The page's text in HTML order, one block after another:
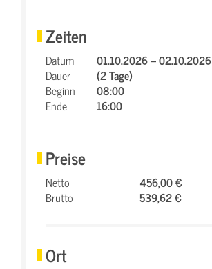
Zeiten
Datum
01.10.2026 – 02.10.2026
Dauer
(2 Tage)
Beginn
08:00
Ende
16:00
Preise
Netto
456,00 €
Brutto
539,62 €
Ort